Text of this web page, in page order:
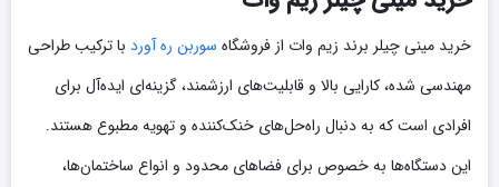
خرید مینی چیلر برند زیم وات از فروشگاه سوربن ره آورد با ترکیب طراحی
مهندسی شده، کارایی بالا و قابلیت‌های ارزشمند، گزینه‌ای ایده‌آل برای
افرادی است که به دنبال راه‌حل‌های خنک‌کننده و تهویه مطبوع هستند.
این دستگاه‌ها به خصوص برای فضاهای محدود و انواع ساختمان‌ها،